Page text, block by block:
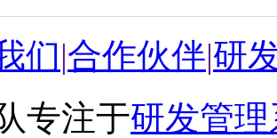
们|合作伙伴|研
专注于研发管